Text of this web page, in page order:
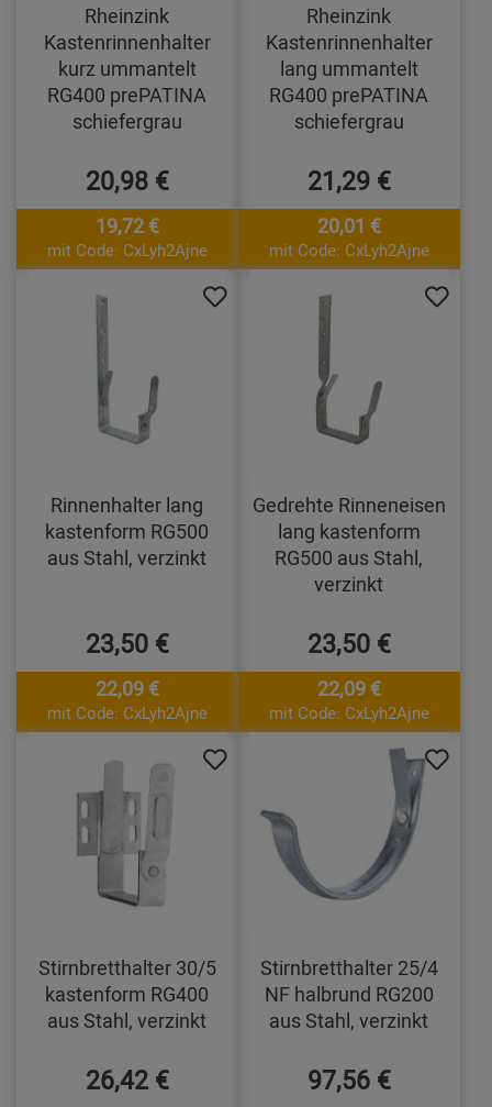
Rheinzink
Kastenrinnenhalter
kurz ummantelt
RG400 prePATINA
schiefergrau
20,98 €
19,72 €
mit Code: CxLyh2Ajne
Rheinzink
Kastenrinnenhalter
lang ummantelt
RG400 prePATINA
schiefergrau
21,29 €
20,01 €
mit Code: CxLyh2Ajne
Rinnenhalter lang
kastenform RG500
aus Stahl, verzinkt
23,50 €
22,09 €
mit Code: CxLyh2Ajne
Gedrehte Rinneneisen
lang kastenform
RG500 aus Stahl,
verzinkt
23,50 €
22,09 €
mit Code: CxLyh2Ajne
Stirnbretthalter 30/5
kastenform RG400
aus Stahl, verzinkt
26,42 €
Stirnbretthalter 25/4
NF halbrund RG200
aus Stahl, verzinkt
97,56 €